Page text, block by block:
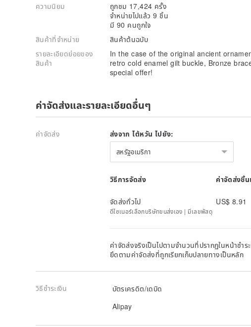
✧𝐈✧The director personally selects jewelry and old pieces
Britain, West, Germany, Italy, Japan and other places from
✧𝐈𝐈✧Ancient ornaments have gone through decades, even if
they may not reach a new state.Please communicate in
✧𝐈𝐈𝐈✧ If the antique ornaments have flaws or traces of
Please confirm carefullybefore purchasing.
✧𝐈𝐕✧The antiques have been roughly sorted before they
details.
✧𝐕✧The director will share the stories of antiques with you
ความนิยม
ถูกชม 17,424 ครั้ง
จำหน่ายไปแล้ว 9 ชิ้น
มี 90 คนถูกใจ
สินค้าที่จำหน่าย
สินค้าต้นฉบับ
รายละเอียดย่อยของ
สินค้า
In the case of the original ancient
retro cold enamel gilt buckle, Bronze
special offer!
ค่าจัดส่งและรายละเอียดอื่นๆ
ค่าจัดส่ง ส่งจาก ไต้หวัน ไปยัง:
สหรัฐอเมริกา
วิธีการจัดส่ง ค่าจัดส่งชิ้
จัดส่งทั่วไป
US$ 8.91
ดีไซเนอร์เลือกบริษัทขนส่งเอง | มีเลขพัสดุ
ค่าจัดส่งจริงเป็นไปตามจำนวนที่ปรากฏในหน้าชำ
ยึดตามค่าจัดส่งที่ถูกเรียกเก็บปลายทางเป็นหลัก
วิธีชำระเงิน
บัตรเครดิต/เดบิด
Alipay